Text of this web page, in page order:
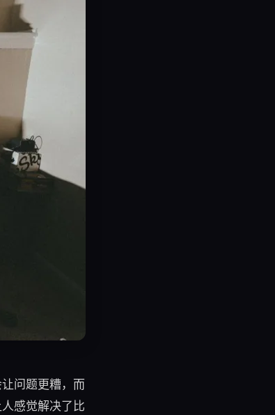
问题更糟，而
感觉解决了比